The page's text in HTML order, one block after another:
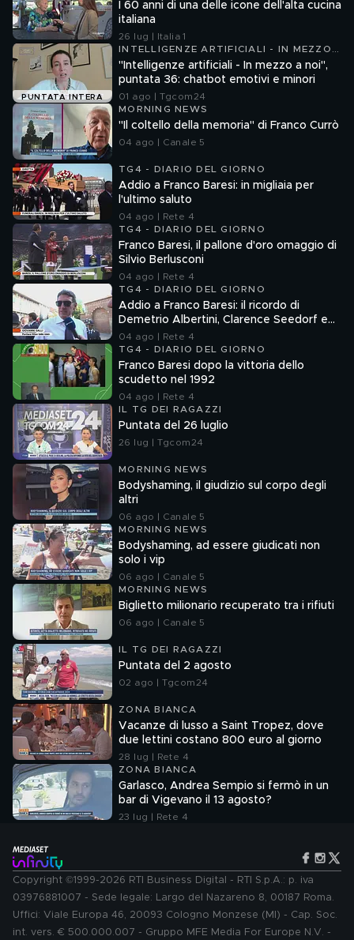
I 60 anni di una delle icone dell'alta cucina
italiana
26 lug | Italia 1
PUNTATA INTERA
INTELLIGENZE ARTIFICIALI - IN MEZZO
A NOI
"Intelligenze artificiali - In mezzo a noi",
puntata 36: chatbot emotivi e minori
01 ago | Tgcom24
MORNING NEWS
"Il coltello della memoria" di Franco Currò
04 ago | Canale 5
TG4 - DIARIO DEL GIORNO
Addio a Franco Baresi: in migliaia per
l'ultimo saluto
04 ago | Rete 4
TG4 - DIARIO DEL GIORNO
Franco Baresi, il pallone d'oro omaggio di
Silvio Berlusconi
04 ago | Rete 4
TG4 - DIARIO DEL GIORNO
Addio a Franco Baresi: il ricordo di
Demetrio Albertini, Clarence Seedorf e
Giovanni Galli
04 ago | Rete 4
TG4 - DIARIO DEL GIORNO
Franco Baresi dopo la vittoria dello
scudetto nel 1992
04 ago | Rete 4
IL TG DEI RAGAZZI
Puntata del 26 luglio
26 lug | Tgcom24
MORNING NEWS
Bodyshaming, il giudizio sul corpo degli
altri
06 ago | Canale 5
MORNING NEWS
Bodyshaming, ad essere giudicati non
solo i vip
06 ago | Canale 5
MORNING NEWS
Biglietto milionario recuperato tra i rifiuti
06 ago | Canale 5
IL TG DEI RAGAZZI
Puntata del 2 agosto
02 ago | Tgcom24
ZONA BIANCA
Vacanze di lusso a Saint Tropez, dove
due lettini costano 800 euro al giorno
28 lug | Rete 4
ZONA BIANCA
Garlasco, Andrea Sempio si fermò in un
bar di Vigevano il 13 agosto?
23 lug | Rete 4
Copyright ©1999-2026 RTI Business Digital - RTI S.p.A.: p. iva
03976881007 - Sede legale: Largo del Nazareno 8, 00187 Roma.
Uffici: Viale Europa 46, 20093 Cologno Monzese (MI) - Cap. Soc.
int. vers. € 500.000.007 - Gruppo MFE Media For Europe N.V. -